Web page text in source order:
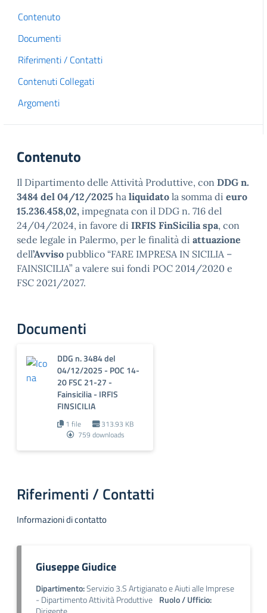
Contenuto
Documenti
Riferimenti / Contatti
Contenuti Collegati
Argomenti
Contenuto
Il Dipartimento delle Attività Produttive, con DDG n.
3484 del 04/12/2025 ha liquidato la somma di euro
15.236.458,02, impegnata con il DDG n. 716 del
24/04/2024, in favore di IRFIS FinSicilia spa, con
sede legale in Palermo, per le finalità di attuazione
dell’Avviso pubblico “FARE IMPRESA IN SICILIA –
FAINSICILIA” a valere sui fondi POC 2014/2020 e
FSC 2021/2027.
Documenti
DDG n. 3484 del
04/12/2025 - POC 14-
20 FSC 21-27 -
Fainsicilia - IRFIS
FINSICILIA
1 file
313.93 KB
759 downloads
Riferimenti / Contatti
Informazioni di contatto
Giuseppe Giudice
Dipartimento:Servizio 3.S Artigianato e Aiuti alle Imprese
- Dipartimento Attività Produttive Ruolo / Ufficio: